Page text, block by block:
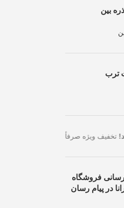
بین
ترب
فرصت طلایی را از دست ندهید!ثبت کنید.
رسانی فروشگاه
در پیام رسان